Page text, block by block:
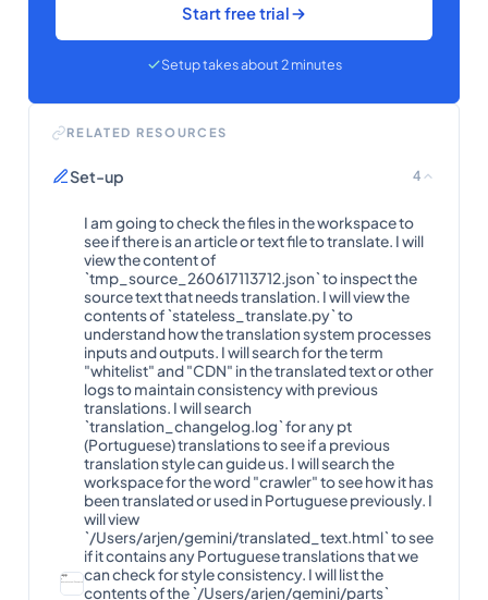
Start free trial
Setup takes about 2 minutes
RELATED RESOURCES
Set-up 4
I am going to check the files in the workspace to
see if there is an article or text file to translate. I will
view the content of
`tmp_source_260617113712.json` to inspect the
source text that needs translation. I will view the
contents of `stateless_translate.py` to
understand how the translation system processes
inputs and outputs. I will search for the term
"whitelist" and "CDN" in the translated text or other
logs to maintain consistency with previous
translations. I will search
`translation_changelog.log` for any pt
(Portuguese) translations to see if a previous
translation style can guide us. I will search the
workspace for the word "crawler" to see how it has
been translated or used in Portuguese previously. I
will view
`/Users/arjen/gemini/translated_text.html` to see
if it contains any Portuguese translations that we
can check for style consistency. I will list the
contents of the `/Users/arjen/gemini/parts`